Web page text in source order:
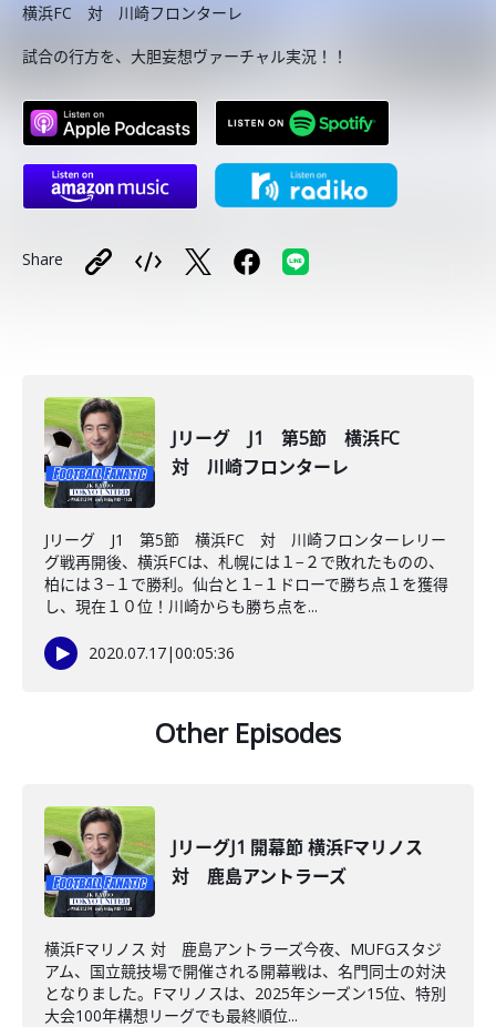
横浜FC 対 川崎フロンターレ
試合の行方を、大胆妄想ヴァーチャル実況！！
Share
Jリーグ J1 第5節 横浜FC
対 川崎フロンターレ
Jリーグ J1 第5節 横浜FC 対 川崎フロンターレリー
グ戦再開後、横浜FCは、札幌には１−２で敗れたものの、
柏には３−１で勝利。仙台と１−１ドローで勝ち点１を獲得
し、現在１０位！川崎からも勝ち点を...
2020.07.17|00:05:36
Other Episodes
JリーグJ1 開幕節 横浜Fマリノス
対 鹿島アントラーズ
横浜Fマリノス 対 鹿島アントラーズ今夜、MUFGスタジ
アム、国立競技場で開催される開幕戦は、名門同士の対決
となりました。Fマリノスは、2025年シーズン15位、特別
大会100年構想リーグでも最終順位...